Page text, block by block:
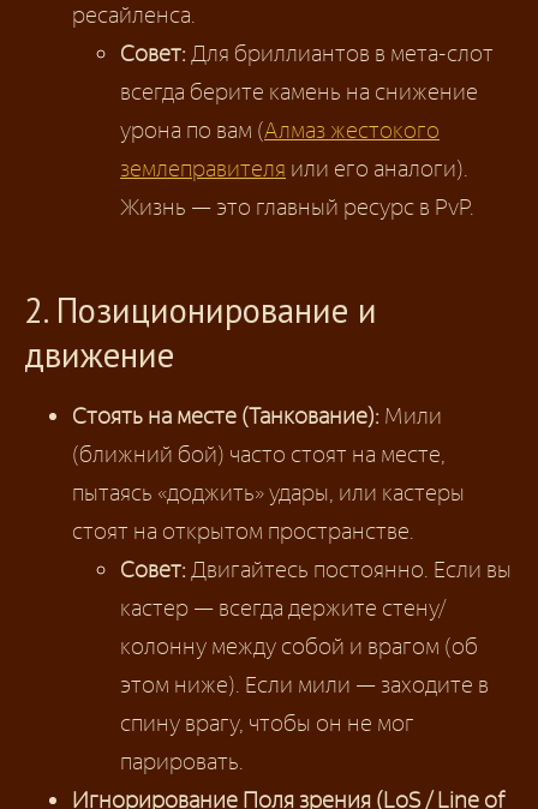
ресайленса.
Совет: Для бриллиантов в мета-слот
всегда берите камень на снижение
урона по вам (Алмаз жестокого
землеправителя или его аналоги).
Жизнь — это главный ресурс в PvP.
2. Позиционирование и
движение
Стоять на месте (Танкование): Мили
(ближний бой) часто стоят на месте,
пытаясь «доджить» удары, или кастеры
стоят на открытом пространстве.
Совет: Двигайтесь постоянно. Если вы
кастер — всегда держите стену/
колонну между собой и врагом (об
этом ниже). Если мили — заходите в
спину врагу, чтобы он не мог
парировать.
Игнорирование Поля зрения (LoS / Line of